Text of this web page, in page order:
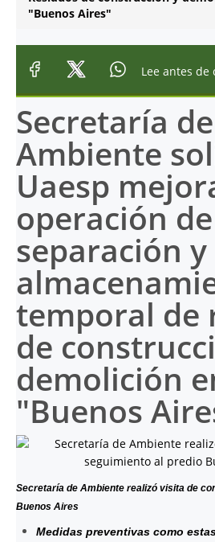
"Buenos Aires"
Lee antes
Secretaría de
Ambiente
Uaesp
operación de
separación y
temporal de
de
demolición
"Buenos
Secretaría de Ambiente realizó visita de
Buenos Aires
Medidas preventivas como